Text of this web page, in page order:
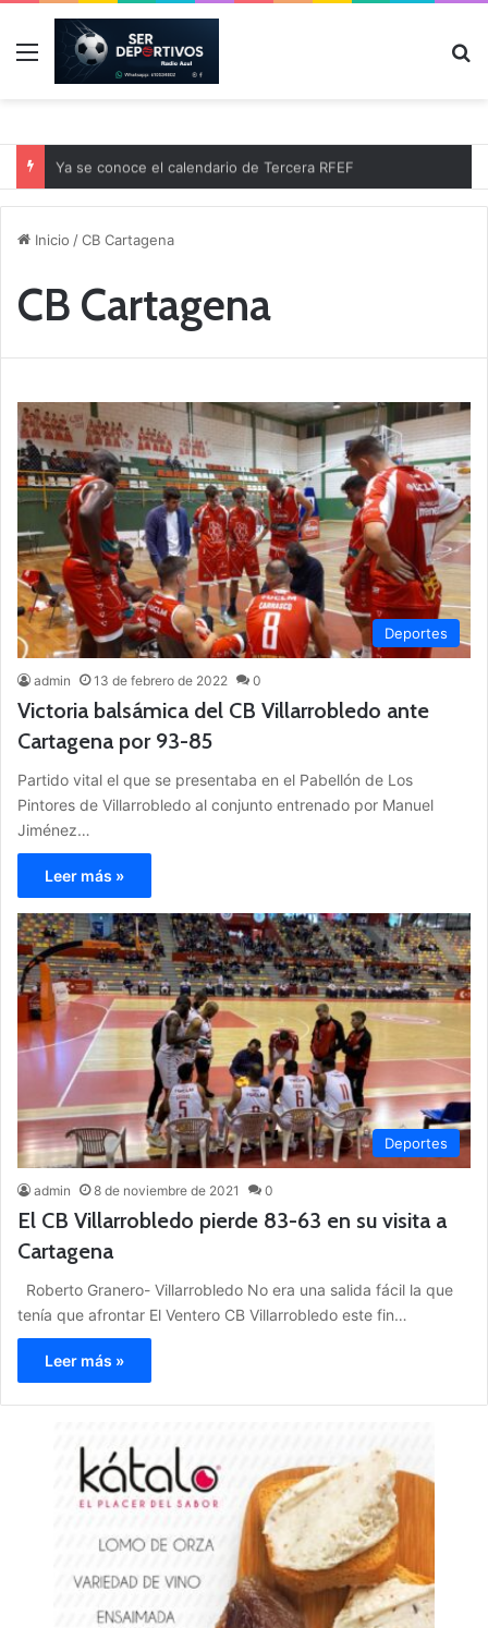
Menú
Ya se conoce el calendario de Tercera RFEF
Inicio /CB Cartagena
CB Cartagena
Deportes
admin 13 de febrero de 2022 0
Victoria balsámica del CB Villarrobledo ante
Cartagena por 93-85
Partido vital el que se presentaba en el Pabellón de Los
Pintores de Villarrobledo al conjunto entrenado por Manuel
Jiménez…
Leer más »
Deportes
admin 8 de noviembre de 2021 0
El CB Villarrobledo pierde 83-63 en su visita a
Cartagena
Roberto Granero- Villarrobledo No era una salida fácil la que
tenía que afrontar El Ventero CB Villarrobledo este fin…
Leer más »